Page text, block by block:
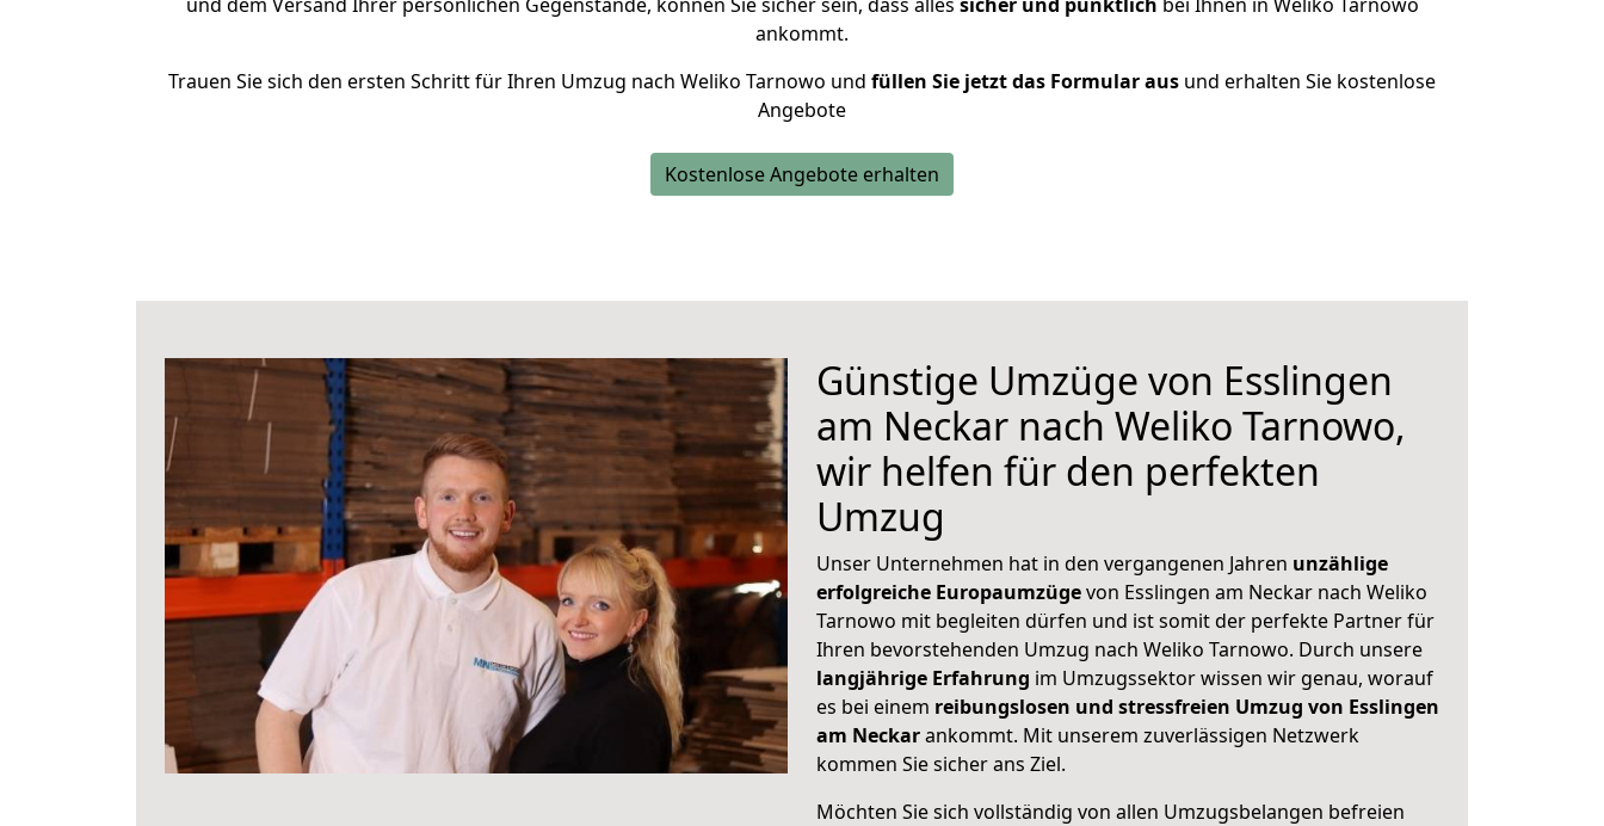
ankommt.
Trauen Sie sich den ersten Schritt für Ihren Umzug nach Weliko Tarnowo und füllen Sie jetzt das Formular aus und erhalten Sie kostenlose
Angebote
Kostenlose Angebote erhalten
Günstige Umzüge von Esslingen
am Neckar nach Weliko Tarnowo,
wir helfen für den perfekten
Umzug
Unser Unternehmen hat in den vergangenen Jahren unzählige
erfolgreiche Europaumzügevon Esslingen am Neckar nach Weliko
Tarnowo mit begleiten dürfen und ist somit der perfekte Partner für
Ihren bevorstehenden Umzug nach Weliko Tarnowo. Durch unsere
langjährige Erfahrung im Umzugssektor wissen wir genau, worauf
es bei einem reibungslosen und stressfreien Umzug von Esslingen
am Neckarankommt. Mit unserem zuverlässigen Netzwerk
kommen Sie sicher ans Ziel.
Möchten Sie sich vollständig von allen Umzugsbelangen befreien